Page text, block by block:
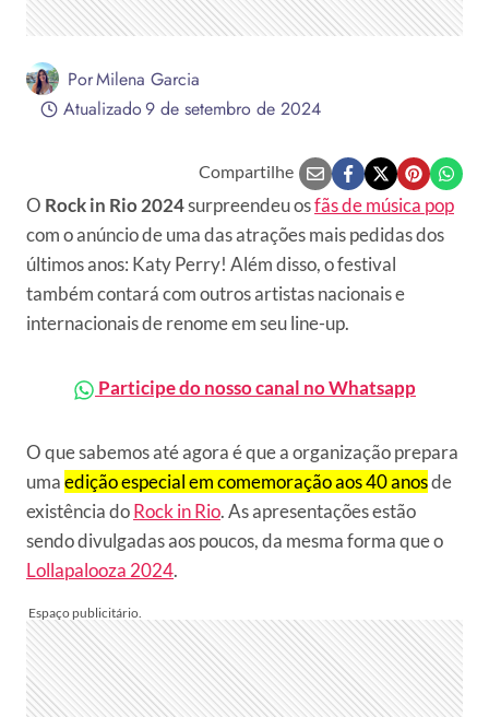
PorMilena Garcia
Atualizado9 de setembro de 2024
Compartilhe
O Rock in Rio 2024surpreendeu osfãs de música pop
com o anúncio de uma das atrações mais pedidas dos
últimos anos: Katy Perry! Além disso, o festival
também contará com outros artistas nacionais e
internacionais de renome em seu line-up.
Participe do nosso canal no Whatsapp
O que sabemos até agora é que a organização prepara
umaedição especial em comemoração aos 40 anosde
existência doRock in Rio. As apresentações estão
sendo divulgadas aos poucos, da mesma forma que o
Lollapalooza 2024.